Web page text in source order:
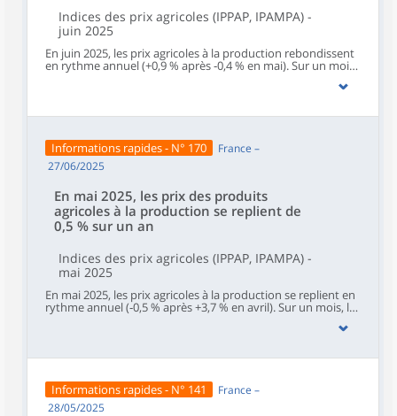
Indices des prix agricoles (IPPAP, IPAMPA) -
juin 2025
En juin 2025, les prix agricoles à la production rebondissent
en rythme annuel (+0,9 % après ‑0,4 % en mai). Sur un mois,
les prix à la production des produits agricoles non impactés
pots – rebondissent aussi (+0,9 % après ‑0,3 % en mai).Les
un an pour le vingt-sixième mois consécutif (‑0,6 % en juin
après ‑1,3 % en mai). Ils rebondissent sur un mois (+0,5 %
après ‑0,4 %).
Informations rapides - N° 170
France –
27/06/2025
En mai 2025, les prix des produits
agricoles à la production se replient de
0,5 % sur un an
Indices des prix agricoles (IPPAP, IPAMPA) -
mai 2025
En mai 2025, les prix agricoles à la production se replient en
rythme annuel (‑0,5 % après +3,7 % en avril). Sur un mois, les
prix à la production des produits agricoles non impactés par
un caractère saisonnier – hors fruits et légumes (y compris
replient aussi (‑0,9 % après +0,7 % en avril).Les prix d’achat
le vingt-cinquième mois consécutif (‑1,4 % en mai après
‑1,7 % en avril). Ils baissent sur un mois (‑0,5 % comme en
avril).
Informations rapides - N° 141
France –
28/05/2025